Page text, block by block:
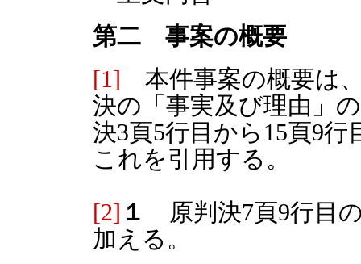
第二 事案の概要
[1] 本件事案の概要は
決の「事実及び理由」
決3頁5行目から15頁9
これを引用する。
[2] １
原判決7頁9行目
加える。